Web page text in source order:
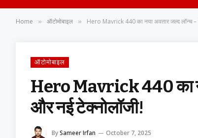
Home » ऑटोमोबाइल » Hero Mavrick 440 का नया अवतार जल्द लॉन्च –
ऑटोमोबाइल
Hero Mavrick 440 का
और नई टेक्नोलॉजी!
BySameer Irfan October 7, 2025